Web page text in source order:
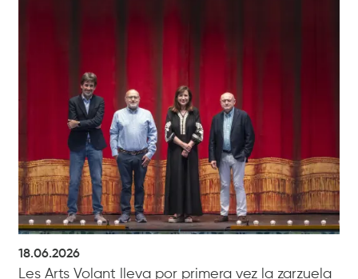
18.06.2026
Les Arts Volant lleva por primera vez la zarzuela